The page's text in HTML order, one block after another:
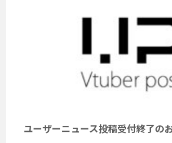
ユーザーニュース投稿受付終了の